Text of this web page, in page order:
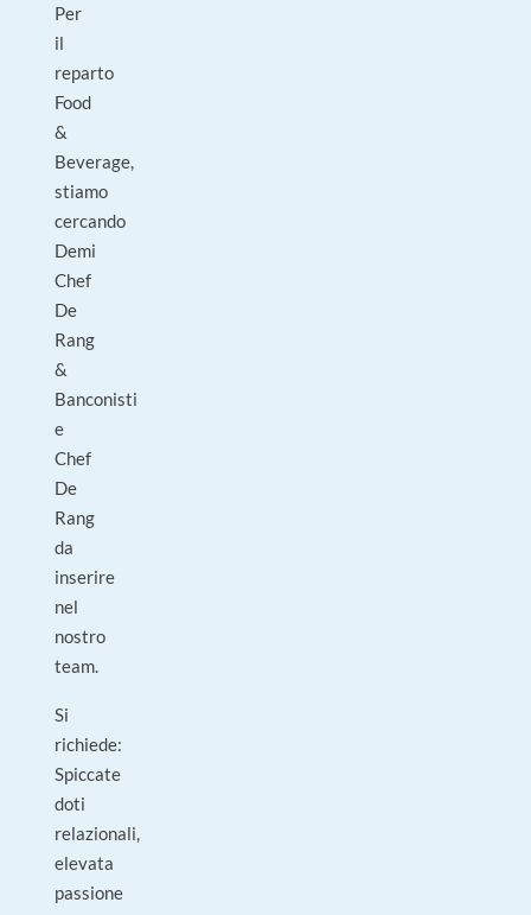
Per
il
reparto
Food
&
Beverage,
stiamo
cercando
Demi
Chef
De
Rang
&
Banconisti
e
Chef
De
Rang
da
inserire
nel
nostro
team.
Si
richiede:
Spiccate
doti
relazionali,
elevata
passione